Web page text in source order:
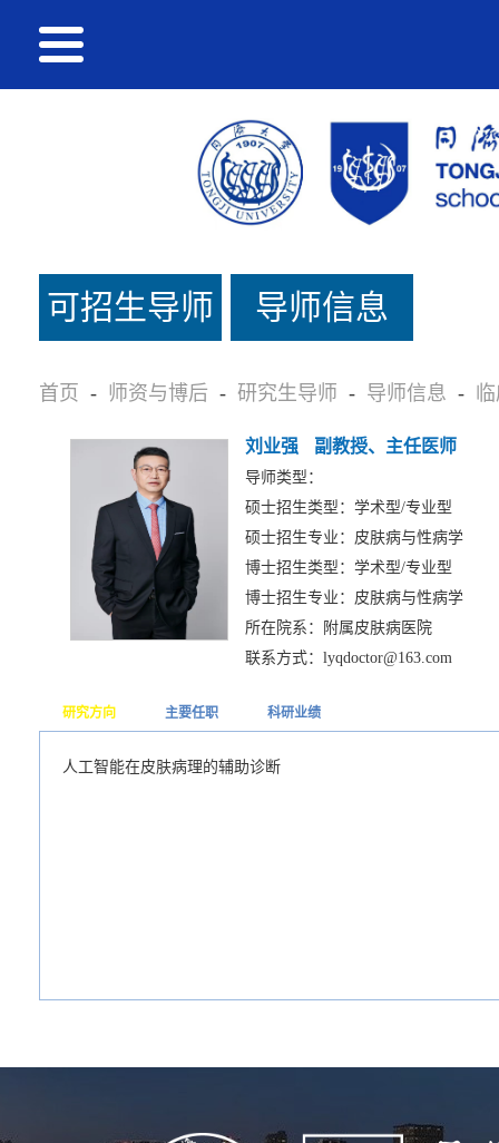
可招生导师
名单
导师信息
首页 - 师资与博后 - 研究生导师 - 导师信息 -
刘业强 副教授、主任医师
导师类型：
硕士招生类型：学术型/专业型
硕士招生专业：皮肤病与性病学
博士招生类型：学术型/专业型
博士招生专业：皮肤病与性病学
所在院系：附属皮肤病医院
联系方式：lyqdoctor@163.com
研究方向 主要任职 科研业绩
人工智能在皮肤病理的辅助诊断